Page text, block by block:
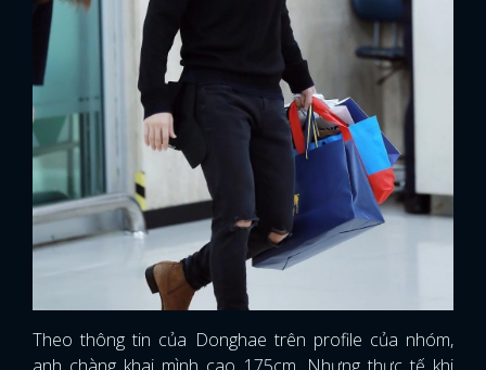
Theo thông tin của Donghae trên profile của nhóm,